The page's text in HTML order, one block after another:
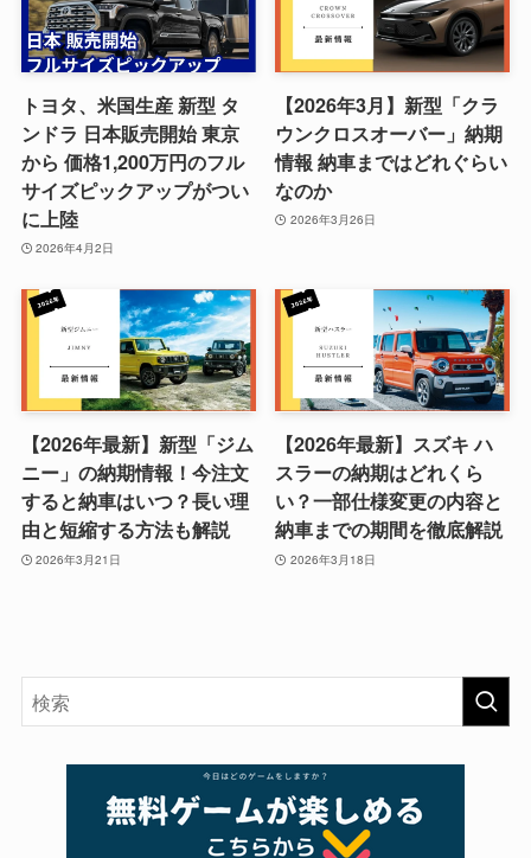
トヨタ、米国生産 新型 タ
ンドラ 日本販売開始 東京
から 価格1,200万円のフル
サイズピックアップがつい
に上陸
2026年4月2日
【2026年3月】新型「クラ
ウンクロスオーバー」納期
情報 納車まではどれぐらい
なのか
2026年3月26日
【2026年最新】新型「ジム
ニー」の納期情報！今注文
すると納車はいつ？長い理
由と短縮する方法も解説
2026年3月21日
【2026年最新】スズキ ハ
スラーの納期はどれくら
い？一部仕様変更の内容と
納車までの期間を徹底解説
2026年3月18日